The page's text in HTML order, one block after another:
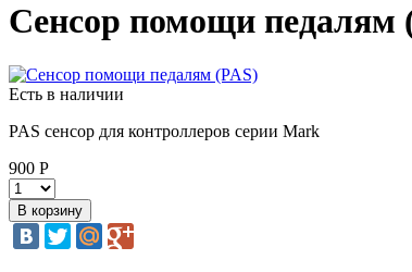
Сенсор помощи педалям
Есть в наличии
PAS сенсор для контроллеров серии Mark
900 Р